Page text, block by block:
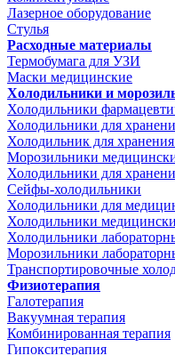
Лазерное оборудование
Стулья
Расходные материалы
Термобумага для УЗИ
Маски медицинские
Холодильники и
Холодильники
Холодильники для
Холодильник для
Морозильники
Холодильники для
Сейфы-холодильники
Холодильники для
Холодильники
Холодильники
Морозильники
Транспортировочные
Физиотерапия
Галотерапия
Вакуумная терапия
Комбинированная терапия
Гипокситерапия